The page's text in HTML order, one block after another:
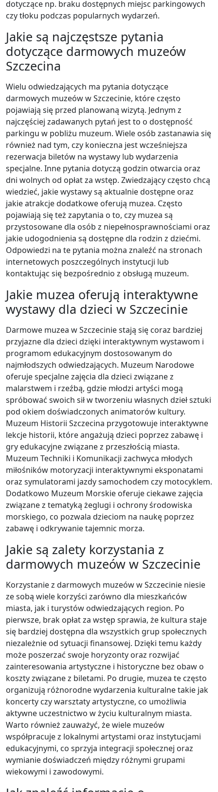
dotyczące np. braku dostępnych miejsc parkingowych
czy tłoku podczas popularnych wydarzeń.
Jakie są najczęstsze pytania
dotyczące darmowych muzeów
Szczecina
Wielu odwiedzających ma pytania dotyczące
darmowych muzeów w Szczecinie, które często
pojawiają się przed planowaną wizytą. Jednym z
najczęściej zadawanych pytań jest to o dostępność
parkingu w pobliżu muzeum. Wiele osób zastanawia się
również nad tym, czy konieczna jest wcześniejsza
rezerwacja biletów na wystawy lub wydarzenia
specjalne. Inne pytania dotyczą godzin otwarcia oraz
dni wolnych od opłat za wstęp. Zwiedzający często chcą
wiedzieć, jakie wystawy są aktualnie dostępne oraz
jakie atrakcje dodatkowe oferują muzea. Często
pojawiają się też zapytania o to, czy muzea są
przystosowane dla osób z niepełnosprawnościami oraz
jakie udogodnienia są dostępne dla rodzin z dziećmi.
Odpowiedzi na te pytania można znaleźć na stronach
internetowych poszczególnych instytucji lub
kontaktując się bezpośrednio z obsługą muzeum.
Jakie muzea oferują interaktywne
wystawy dla dzieci w Szczecinie
Darmowe muzea w Szczecinie stają się coraz bardziej
przyjazne dla dzieci dzięki interaktywnym wystawom i
programom edukacyjnym dostosowanym do
najmłodszych odwiedzających. Muzeum Narodowe
oferuje specjalne zajęcia dla dzieci związane z
malarstwem i rzeźbą, gdzie młodzi artyści mogą
spróbować swoich sił w tworzeniu własnych dzieł sztuki
pod okiem doświadczonych animatorów kultury.
Muzeum Historii Szczecina przygotowuje interaktywne
lekcje historii, które angażują dzieci poprzez zabawę i
gry edukacyjne związane z przeszłością miasta.
Muzeum Techniki i Komunikacji zachwyca młodych
miłośników motoryzacji interaktywnymi eksponatami
oraz symulatorami jazdy samochodem czy motocyklem.
Dodatkowo Muzeum Morskie oferuje ciekawe zajęcia
związane z tematyką żeglugi i ochrony środowiska
morskiego, co pozwala dzieciom na naukę poprzez
zabawę i odkrywanie tajemnic morza.
Jakie są zalety korzystania z
darmowych muzeów w Szczecinie
Korzystanie z darmowych muzeów w Szczecinie niesie
ze sobą wiele korzyści zarówno dla mieszkańców
miasta, jak i turystów odwiedzających region. Po
pierwsze, brak opłat za wstęp sprawia, że kultura staje
się bardziej dostępna dla wszystkich grup społecznych
niezależnie od sytuacji finansowej. Dzięki temu każdy
może poszerzać swoje horyzonty oraz rozwijać
zainteresowania artystyczne i historyczne bez obaw o
koszty związane z biletami. Po drugie, muzea te często
organizują różnorodne wydarzenia kulturalne takie jak
koncerty czy warsztaty artystyczne, co umożliwia
aktywne uczestnictwo w życiu kulturalnym miasta.
Warto również zauważyć, że wiele muzeów
współpracuje z lokalnymi artystami oraz instytucjami
edukacyjnymi, co sprzyja integracji społecznej oraz
wymianie doświadczeń między różnymi grupami
wiekowymi i zawodowymi.